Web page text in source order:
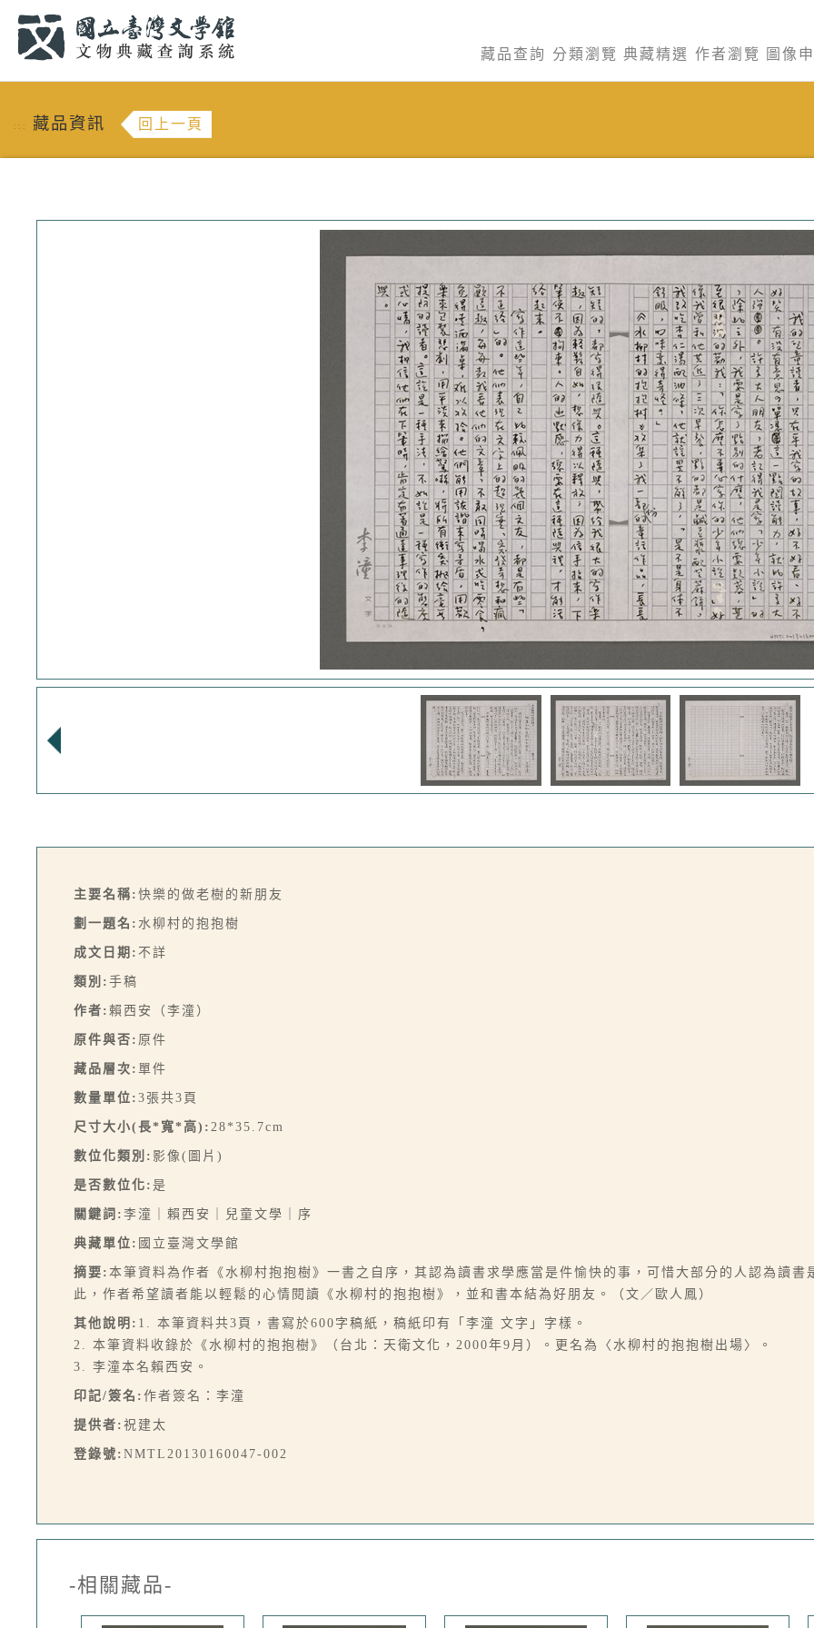
藏品查詢 分類瀏覽 典藏精選 作者瀏覽 圖像
::: 藏品資訊 回上一頁
主要名稱: 快樂的做老樹的新朋友
劃一題名: 水柳村的抱抱樹
成文日期: 不詳
類別: 手稿
作者: 賴西安（李潼）
原件與否: 原件
藏品層次: 單件
數量單位: 3張共3頁
尺寸大小(長*寬*高): 28*35.7cm
數位化類別: 影像(圖片)
是否數位化: 是
關鍵詞: 李潼｜賴西安｜兒童文學｜序
典藏單位: 國立臺灣文學館
摘要: 本筆資料為作者《水柳村抱抱樹》一書之自序，其認為讀書求學應當是件愉快的事，可惜大部分的人認為讀書
此，作者希望讀者能以輕鬆的心情閱讀《水柳村的抱抱樹》，並和書本結為好朋友。（文／歐人鳳）
其他說明: 1. 本筆資料共3頁，書寫於600字稿紙，稿紙印有「李潼 文字」字樣。
2. 本筆資料收錄於《水柳村的抱抱樹》（台北：天衛文化，2000年9月）。更名為〈水柳村的抱抱樹出場〉。
3. 李潼本名賴西安。
印記/簽名: 作者簽名：李潼
提供者: 祝建太
登錄號: NMTL20130160047-002
-相關藏品-